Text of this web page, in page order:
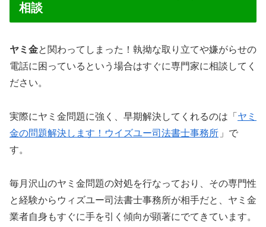
相談
ヤミ金と関わってしまった！執拗な取り立てや嫌がらせの
電話に困っているという場合はすぐに専門家に相談してく
ださい。
実際にヤミ金問題に強く、早期解決してくれるのは「 ヤミ
金の問題解決します！ウイズユー司法書士事務所 」で
す。
毎月沢山のヤミ金問題の対処を行なっており、その専門性
と経験からウィズユー司法書士事務所が相手だと、ヤミ金
業者自身もすぐに手を引く傾向が顕著にでてきています。